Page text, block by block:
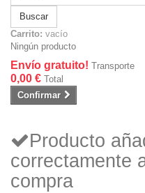
Buscar
Carrito: vacío
Ningún producto
Envío gratuito! Transporte
0,00 € Total
Confirmar
Producto
correctamente
compra